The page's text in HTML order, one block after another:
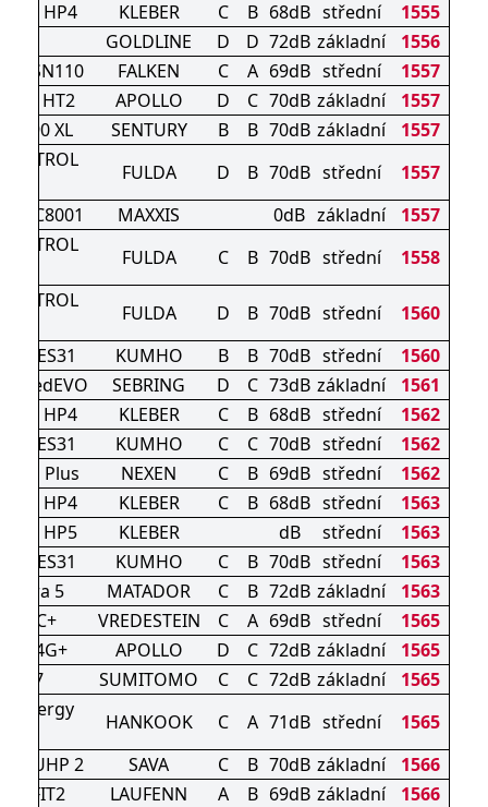
HP4
KLEBER C B 68dB střední
1555
GOLDLINE D D 72dB základní
1556
SN110
FALKEN C A 69dB střední
1557
HT2
APOLLO D C 70dB základní
1557
990 XL
SENTURY B B 70dB základní
1557
FULDA D B 70dB střední
1557
10 C8001
MAXXIS 0dB základní
1557
FULDA C B 70dB střední
1558
FULDA D B 70dB střední
1560
ES31
KUMHO B B 70dB střední
1560
SEBRING D C 73dB základní
1561
HP4
KLEBER C B 68dB střední
1562
ES31
KUMHO C C 70dB střední
1562
HD Plus
NEXEN C B 69dB střední
1562
HP4
KLEBER C B 68dB střední
1563
HP5
KLEBER dB střední
1563
ES31
KUMHO C B 70dB střední
1563
5
MATADOR C B 72dB základní
1563
VREDESTEIN C A 69dB střední
1565
4G+
APOLLO D C 72dB základní
1565
SUMITOMO C C 72dB základní
1565
Kinergy
HANKOOK C A 71dB střední
1565
UHP 2
SAVA C B 70dB základní
1566
S FIT2
LAUFENN A B 69dB základní
1566